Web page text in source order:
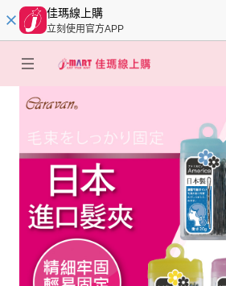
佳瑪線上購
立刻使用官方APP